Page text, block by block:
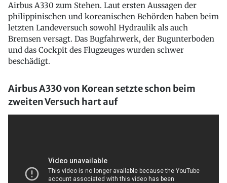
Airbus A330 zum Stehen. Laut ersten Aussagen der
philippinischen und koreanischen Behörden haben beim
letzten Landeversuch sowohl Hydraulik als auch
Bremsen versagt. Das Bugfahrwerk, der Bugunterboden
und das Cockpit des Flugzeuges wurden schwer
beschädigt.
Airbus A330 von Korean setzte schon beim
zweiten Versuch hart auf